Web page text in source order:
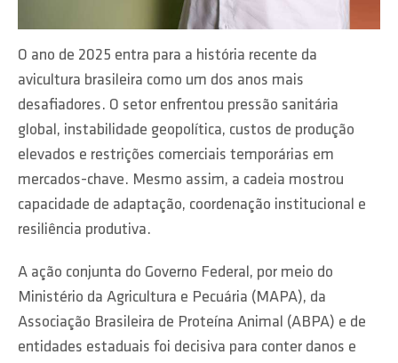
O ano de 2025 entra para a história recente da
avicultura brasileira como um dos anos mais
desafiadores. O setor enfrentou pressão sanitária
global, instabilidade geopolítica, custos de produção
elevados e restrições comerciais temporárias em
mercados-chave. Mesmo assim, a cadeia mostrou
capacidade de adaptação, coordenação institucional e
resiliência produtiva.
A ação conjunta do Governo Federal, por meio do
Ministério da Agricultura e Pecuária (MAPA), da
Associação Brasileira de Proteína Animal (ABPA) e de
entidades estaduais foi decisiva para conter danos e